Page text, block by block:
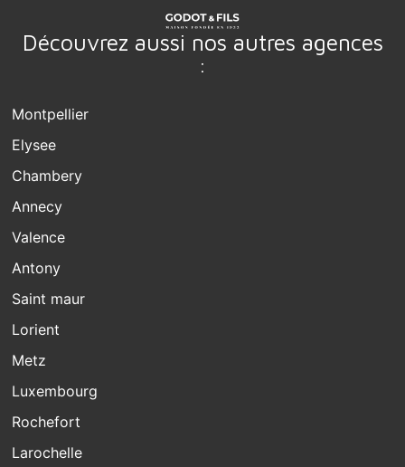
Découvrez aussi nos autres agences
:
Montpellier
Elysee
Chambery
Annecy
Valence
Antony
Saint maur
Lorient
Metz
Luxembourg
Rochefort
Larochelle